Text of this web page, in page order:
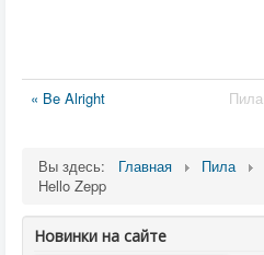
« Be Alright Пила
Вы здесь: Главная Пила
Hello Zepp
Новинки на сайте